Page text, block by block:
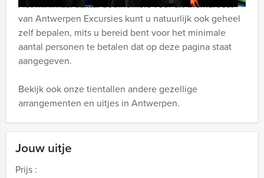
Jouw uitje
Prijs :
Het minimaal aantal deelnemers voor dit themafeest
van Antwerpen Excursies kunt u natuurlijk ook geheel
zelf bepalen, mits u bereid bent voor het minimale
aantal personen te betalen dat op deze pagina staat
aangegeven.
Bekijk ook onze tientallen andere gezellige
arrangementen en uitjes in Antwerpen.